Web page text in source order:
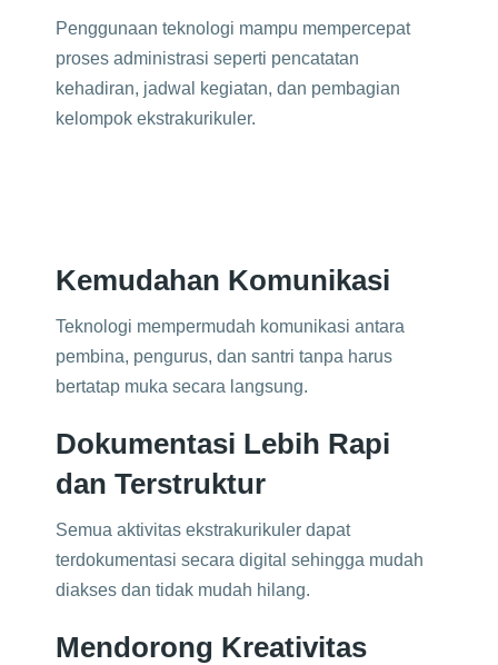
Penggunaan teknologi mampu mempercepat
proses administrasi seperti pencatatan
kehadiran, jadwal kegiatan, dan pembagian
kelompok ekstrakurikuler.
Kemudahan Komunikasi
Teknologi mempermudah komunikasi antara
pembina, pengurus, dan santri tanpa harus
bertatap muka secara langsung.
Dokumentasi Lebih Rapi
dan Terstruktur
Semua aktivitas ekstrakurikuler dapat
terdokumentasi secara digital sehingga mudah
diakses dan tidak mudah hilang.
Mendorong Kreativitas